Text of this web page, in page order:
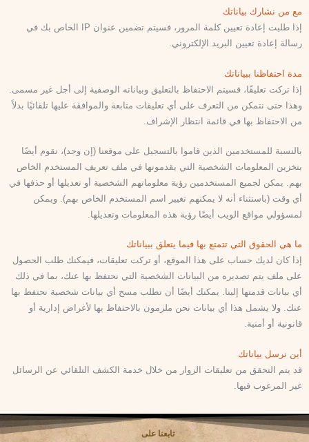
مع من نشارك بياناتك
إذا طلبت إعادة تعيين كلمة المرور، فسيتم تضمين عنوان IP الخاص بك في
رسالة إعادة تعيين البريد الإلكتروني.
مدة احتفاظنا ببياناتك
إذا تركت تعليقًا، فسيتم الاحتفاظ بالتعليق وبياناته الوصفية إلى أجل غير مسمى.
وهذا حتى نتمكن من التعرف على أي تعليقات متابعة والموافقة عليها تلقائيًا بدلاً
من الاحتفاظ بها في قائمة انتظار الإشراف.
بالنسبة للمستخدمين الذين قاموا بالتسجيل على موقعنا (إن وجد)، نقوم أيضًا
بتخزين المعلومات الشخصية التي يقدمونها في ملف تعريف المستخدم الخاص
بهم. يمكن لجميع المستخدمين رؤية معلوماتهم الشخصية أو تعديلها أو حذفها في
أي وقت (باستثناء أنه لا يمكنهم تغيير اسم المستخدم الخاص بهم). ويمكن
لمسؤولي مواقع الويب أيضًا رؤية هذه المعلومات وتعديلها.
ما هي الحقوق التي تتمتع بها فيما يتعلق ببياناتك
إذا كان لديك حساب على هذا الموقع، أو تركت تعليقات، فيمكنك طلب الحصول
على ملف يتم تصديره من البيانات الشخصية التي نحتفظ بها عنك، بما في ذلك
أي بيانات قدمتها إلينا. يمكنك أيضًا أن تطلب مسح أي بيانات شخصية نحتفظ بها
عنك. ولا يشمل هذا أي بيانات نحن ملزمون بالاحتفاظ بها لأغراض إدارية أو
قانونية أو أمنية.
أين نرسل بياناتك
قد يتم التحقق من تعليقات الزوار من خلال خدمة الكشف التلقائي عن الرسائل
غير المرغوب فيها.
تابعنا على